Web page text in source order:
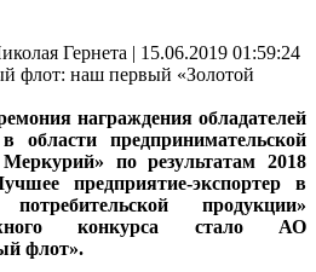
Гернета | 15.06.2019 01:59:24
награждения обладателей
области предпринимательской
Меркурий» по результатам 2018
предприятие-экспортер в
продукции»
конкурса стало АО
флот».